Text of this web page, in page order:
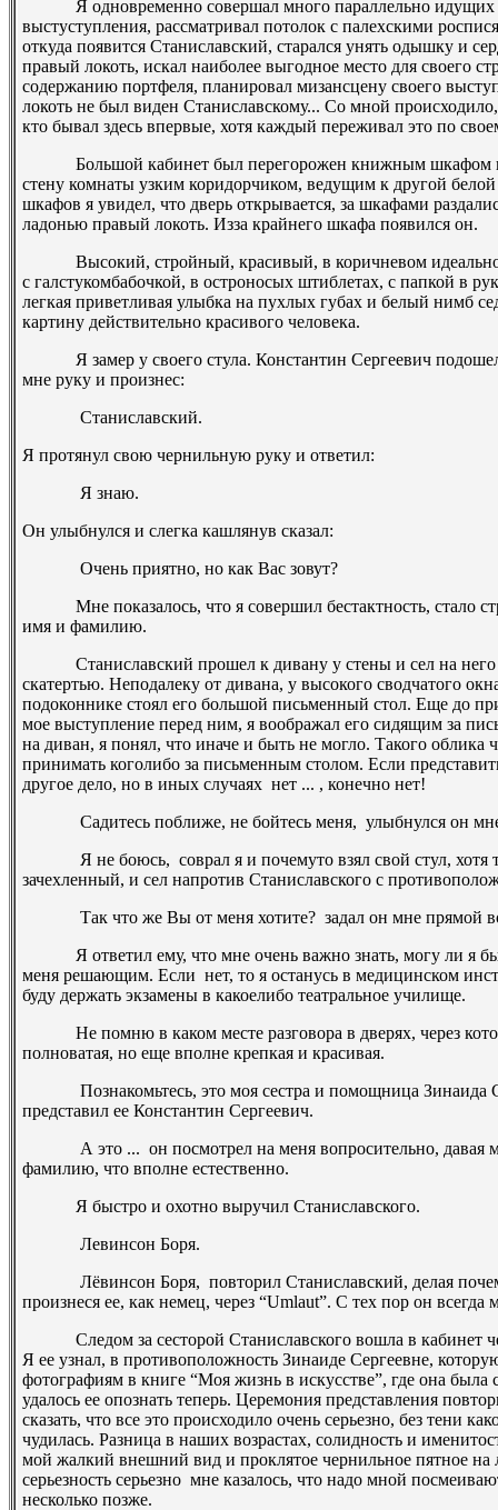
Я одновременно совершал много параллельно идущих
выстуступления, рассматривал потолок с палехскими
откуда появится Станиславский, старался унять одышку и
правый локоть, искал наиболее выгодное место для своего
содержанию портфеля, планировал мизансцену своего
локоть не был виден Станиславскому... Со мной
кто бывал здесь впервые, хотя каждый переживал это по
Большой кабинет был перегорожен книжным шкафом на
стену комнаты узким коридорчиком, ведущим к другой
шкафов я увидел, что дверь открывается, за шкафами
ладонью правый локоть. Из­за крайнего шкафа появился он.
Высокий, стройный, красивый, в коричневом
с галстуком­бабочкой, в остроносых штиблетах, с папкой в
легкая приветливая улыбка на пухлых губах и белый нимб
картину действительно красивого человека.
Я замер у своего стула. Константин Сергеевич подошел
мне руку и произнес:
­ Станиславский.
Я протянул свою чернильную руку и ответил:
­ Я знаю.
Он улыбнулся и слегка кашлянув сказал:
­ Очень приятно, но как Вас зовут?
Мне показалось, что я совершил бестактность, стало
имя и фамилию.
Станиславский прошел к дивану у стены и сел на него
скатертью. Неподалеку от дивана, у высокого сводчатого
подоконнике стоял его большой письменный стол. Еще до
мое выступление перед ним, я воображал его сидящим за
на диван, я понял, что иначе и быть не могло. Такого
принимать кого­либо за письменным столом. Если
другое дело, но в иных случаях ­ нет ... , конечно нет!
Садитесь поближе, не бойтесь меня, ­ улыбнулся он
Я не боюсь, ­ соврал я и почему­то взял свой стул, хотя
зачехленный, и сел напротив Станиславского с
Так что же Вы от меня хотите? ­ задал он мне прямой
Я ответил ему, что мне очень важно знать, могу ли я
меня решающим. Если ­ нет, то я останусь в медицинском
буду держать экзамены в какое­либо театральное училище.
Не помню в каком месте разговора в дверях, через
полноватая, но еще вполне крепкая и красивая.
Познакомьтесь, это моя сестра и помощница Зинаида
представил ее Константин Сергеевич.
А это ... ­ он посмотрел на меня вопросительно, давая
фамилию, что вполне естественно.
Я быстро и охотно выручил Станиславского.
­ Левинсон Боря.
Лёвинсон Боря, ­ повторил Станиславский, делая
произнеся ее, как немец, через “Umlaut”. С тех пор он всегда
Следом за сесторой Станиславского вошла в кабинет
Я ее узнал, в противоположность Зинаиде Сергеевне,
фотографиям в книге “Моя жизнь в искусстве”, где она
удалось ее опознать теперь. Церемония представления
сказать, что все это происходило очень серьезно, без тени
чудилась. Разница в наших возрастах, солидность и
мой жалкий внешний вид и проклятое чернильное пятное
серьезность серьезно ­ мне казалось, что надо мной
несколько позже.